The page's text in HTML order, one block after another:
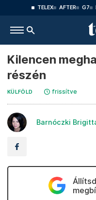
TELEX AFTER G7
Kilencen
részén
KÜLFÖLD frissítve
Barnóczki